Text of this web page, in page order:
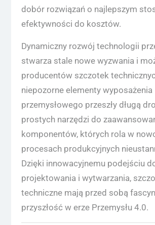
dobór rozwiązań o najlepszym
efektywności do kosztów.
Dynamiczny rozwój technologii
stwarza stale nowe wyzwania i
producentów szczotek
niepozorne elementy wyposażenia
przemysłowego przeszły długą
prostych narzędzi do
komponentów, których rola w
procesach produkcyjnych
Dzięki innowacyjnemu podejściu
projektowania i wytwarzania,
techniczne mają przed sobą
przyszłość w erze Przemysłu 4.0.